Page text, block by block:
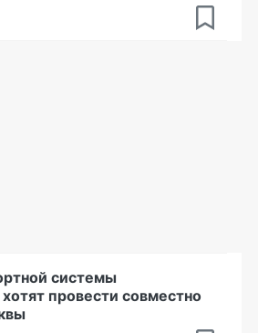
системы
провести совместно